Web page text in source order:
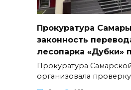
Прокуратура
законность
лесопарка «Дубки»
Прокуратура
организовала проверку